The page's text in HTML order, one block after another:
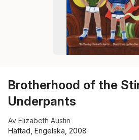
Brotherhood of the
Underpants
Av Elizabeth Austin
Häftad, Engelska, 2008